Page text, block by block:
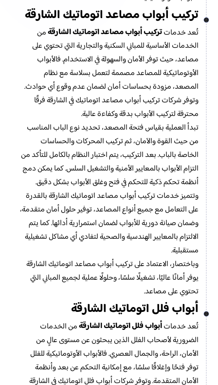
تركيب أبواب مصاعد اتوماتيك الشارقة
تُعد خدماتتركيب أبواب مصاعد اتوماتيك الشارقةمن
الخدمات الأساسية للمباني السكنية والتجارية التي تحتوي على
مصاعد، حيث توفر الأمان والسهولة في الاستخدام. فالأبواب
الأوتوماتيكية للمصاعد مصممة لتعمل بسلاسة مع نظام
المصعد، مزودة بحساسات أمان لضمان عدم وقوع أي حوادث.
وتوفر شركات تركيب أبواب مصاعد اتوماتيك في الشارقة فرقًا
محترفة لتركيب الأبواب بدقة وكفاءة عالية.
تبدأ العملية بقياس فتحة المصعد، تحديد نوع الباب المناسب
من حيث القوة والآمان، ثم تركيب المحركات والحساسات
الخاصة بالباب. بعد التركيب، يتم اختبار النظام بالكامل للتأكد من
التزام الأبواب بالمعايير الأمنية والتشغيل السلس. كما يمكن دمج
أنظمة تحكم ذكية للتحكم في فتح وغلق الأبواب بشكل دقيق.
وتتميز خدمات تركيب أبواب مصاعد اتوماتيك الشارقة بالقدرة
على التعامل مع جميع أنواع المصاعد، توفير حلول أمان متقدمة،
وضمان صيانة دورية للأبواب لضمان استمرارية أدائها. كما يتم
الالتزام بالمعايير الهندسية والصحية لتفادي أي مشاكل تشغيلية
مستقبلية.
وباختصار، الاعتماد على تركيب أبواب مصاعد اتوماتيك الشارقة
يوفر أمانًا عاليًا، تشغيلًا سلسًا، وحلولًا عملية لجميع المباني التي
تحتوي على مصاعد.
أبواب فلل اتوماتيك الشارقة
تُعد خدماتأبواب فلل اتوماتيك الشارقةمن الخدمات
الضرورية لأصحاب الفلل الذين يبحثون عن مستوى عالٍ من
الأمان، الراحة، والجمال العصري. فالأبواب الأوتوماتيكية للفلل
توفر فتحًا وإغلاقًا سلسًا، مع إمكانية التحكم عن بعد وأنظمة
الأمان المتقدمة. وتوفر شركات أبواب فلل اتوماتيك في الشارقة